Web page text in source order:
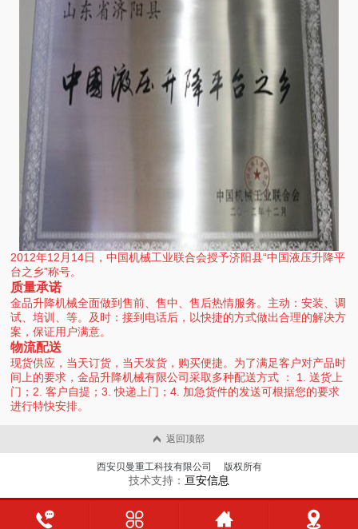
2012年12月14日，中国机械工业联合会授予济阳县“中国液压升降平
台之乡”称号。
质量承诺
金品升降机械全面做到售前、售中、售后热情服务。主动：安装、调
试、培训、等。及时：接到电话后，以快捷的方式做出合理的解决方
案，保证用户满意。
物流配送
现货供应，当天订货，当天发货，购买便捷。为了满足客户对产品时
间上的要求，金品升降机械有限公司采取多种配送方式 ： 1. 送货上
门；2. 客户自提；3. 快递上门；4. 加急货件的发送可根据您的要求
进行特快安排。
返回顶部
西安贝曼重工科技有限公司 版权所有
技术支持： 亘安信息